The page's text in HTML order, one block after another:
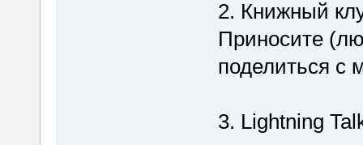
2. Книжный
Приносите
поделиться с
3. Lightning